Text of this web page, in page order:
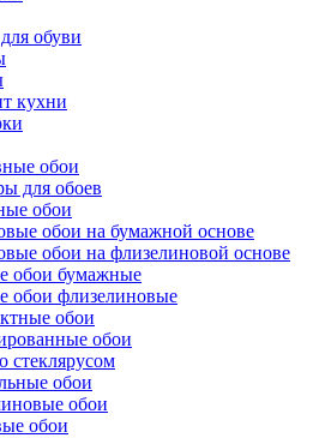
обуви
кухни
обои
для обоев
обои
обои на бумажной основе
обои на флизелиновой основе
обои бумажные
обои флизелиновые
обои
обои
стеклярусом
обои
обои
обои